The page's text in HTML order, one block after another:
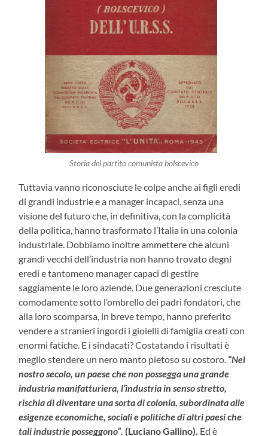
Storia del partito comunista bolscevico
Tuttavia vanno riconosciute le colpe anche ai figli eredi
di grandi industrie e a manager incapaci, senza una
visione del futuro che, in definitiva, con la complicità
della politica, hanno trasformato l’Italia in una colonia
industriale. Dobbiamo inoltre ammettere che alcuni
grandi vecchi dell’industria non hanno trovato degni
eredi e tantomeno manager capaci di gestire
saggiamente le loro aziende. Due generazioni cresciute
comodamente sotto l’ombrello dei padri fondatori, che
alla loro scomparsa, in breve tempo, hanno preferito
vendere a stranieri ingordi i gioielli di famiglia creati con
enormi fatiche. E i sindacati? Costatando i risultati è
meglio stendere un nero manto pietoso su costoro. “Nel
nostro secolo, un paese che non possegga una grande
industria manifatturiera, l’industria in senso stretto,
rischia di diventare una sorta di colonia, subordinata alle
esigenze economiche, sociali e politiche di altri paesi che
tali industrie posseggono”. (Luciano Gallino). Ed è